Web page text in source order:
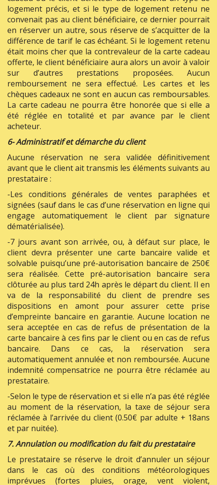
logement précis, et si le type de logement retenu ne
convenait pas au client bénéficiaire, ce dernier pourrait
en réserver un autre, sous réserve de s’acquitter de la
différence de tarif le cas échéant. Si le logement retenu
était moins cher que la contrevaleur de la carte cadeau
offerte, le client bénéficiaire aura alors un avoir à valoir
sur d’autres prestations proposées. Aucun
remboursement ne sera effectué. Les cartes et les
chèques cadeaux ne sont en aucun cas remboursables.
La carte cadeau ne pourra être honorée que si elle a
été réglée en totalité et par avance par le client
acheteur.
6- Administratif et démarche du client
Aucune réservation ne sera validée définitivement
avant que le client ait transmis les éléments suivants au
prestataire :
-Les conditions générales de ventes paraphées et
signées (sauf dans le cas d’une réservation en ligne qui
engage automatiquement le client par signature
dématérialisée).
-7 jours avant son arrivée, ou, à défaut sur place, le
client devra présenter une carte bancaire valide et
solvable puisqu’une pré-autorisation bancaire de 250€
sera réalisée. Cette pré-autorisation bancaire sera
clôturée au plus tard 24h après le départ du client. Il en
va de la responsabilité du client de prendre ses
dispositions en amont pour assurer cette prise
d’empreinte bancaire en garantie. Aucune location ne
sera acceptée en cas de refus de présentation de la
carte bancaire à ces fins par le client ou en cas de refus
bancaire. Dans ce cas, la réservation sera
automatiquement annulée et non remboursée. Aucune
indemnité compensatrice ne pourra être réclamée au
prestataire.
-Selon le type de réservation et si elle n’a pas été réglée
au moment de la réservation, la taxe de séjour sera
réclamée à l’arrivée du client (0.50€ par adulte + 18ans
et par nuitée).
7. Annulation ou modification du fait du prestataire
Le prestataire se réserve le droit d’annuler un séjour
dans le cas où des conditions météorologiques
imprévues (fortes pluies, orage, vent violent,